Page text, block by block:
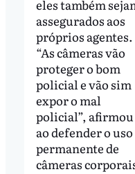
eles também
assegurados aos
próprios agentes.
“As câmeras vão
proteger o bom
policial e vão sim
expor o mal
policial”, afirmou
ao defender o uso
permanente de
câmeras